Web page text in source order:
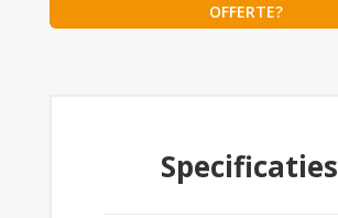
OFFERTE?
Specificaties